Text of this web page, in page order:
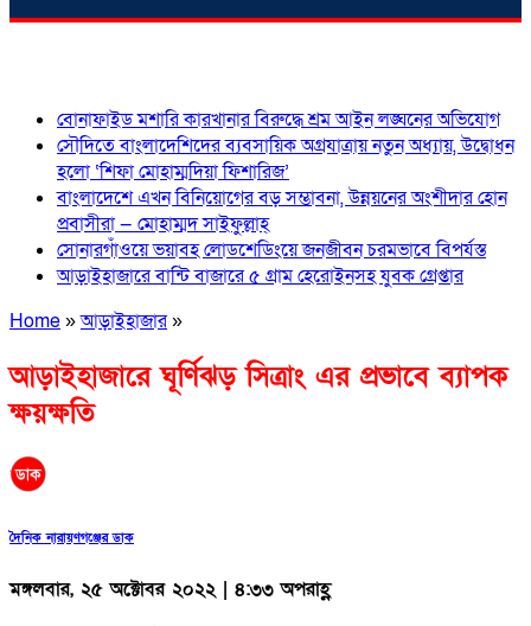
বোনাফাইড মশারি কারখানার বিরুদ্ধে শ্রম আইন লঙ্ঘনের অভিযোগ
সৌদিতে বাংলাদেশিদের ব্যবসায়িক অগ্রযাত্রায় নতুন অধ্যায়, উদ্বোধন
হলো ‘শিফা মোহাম্মদিয়া ফিশারিজ’
বাংলাদেশে এখন বিনিয়োগের বড় সম্ভাবনা, উন্নয়নের অংশীদার হোন
প্রবাসীরা — মোহাম্মদ সাইফুল্লাহ্
সোনারগাঁওয়ে ভয়াবহ লোডশেডিংয়ে জনজীবন চরমভাবে বিপর্যস্ত
আড়াইহাজারে বান্টি বাজারে ৫ গ্রাম হেরোইনসহ যুবক গ্রেপ্তার
Home»আড়াইহাজার»
আড়াইহাজারে ঘূর্ণিঝড় সিত্রাং এর প্রভাবে ব্যাপক
ক্ষয়ক্ষতি
দৈনিক নারায়ণগঞ্জের ডাক
মঙ্গলবার, ২৫ অক্টোবর ২০২২ | ৪:৩৩ অপরাহ্ণ